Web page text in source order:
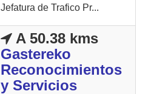
Jefatura de Trafico Pr...
A 50.38 kms
Gastereko
Reconocimientos
y Servicios